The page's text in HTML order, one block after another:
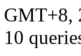
GMT+8,
10